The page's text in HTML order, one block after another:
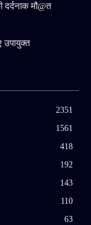
मौ@त
2351
1561
418
192
143
110
63